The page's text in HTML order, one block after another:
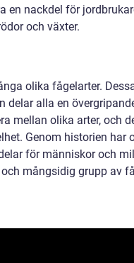
en nackdel för
och växter.
olika fågelarter.
delar alla en
mellan olika arter, och
Genom historien har
för människor och
mångsidig grupp av